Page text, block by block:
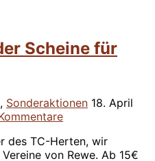
Scheine für
, Sonderaktionen 18. April
des TC-Herten, wir
von Rewe. Ab 15€